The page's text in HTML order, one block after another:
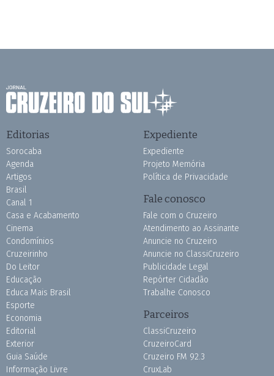
Editorias
Sorocaba
Agenda
Artigos
Brasil
Canal 1
Casa e Acabamento
Cinema
Condomínios
Cruzeirinho
Do Leitor
Educação
Educa Mais Brasil
Esporte
Economia
Editorial
Exterior
Guia Saúde
Informação Livre
Expediente
Expediente
Projeto Memória
Política de Privacidade
Fale conosco
Fale com o Cruzeiro
Atendimento ao Assinante
Anuncie no Cruzeiro
Anuncie no ClassiCruzeiro
Publicidade Legal
Repórter Cidadão
Trabalhe Conosco
Parceiros
ClassiCruzeiro
CruzeiroCard
Cruzeiro FM 92.3
CruxLab